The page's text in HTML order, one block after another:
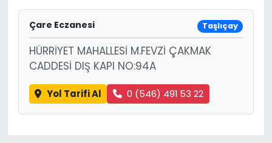
Çare Eczanesi Taşlıçay
HÜRRİYET MAHALLESİ M.FEVZİ ÇAKMAK
CADDESİ DIŞ KAPI NO:94A
Yol Tarifi Al 0 (546) 491 53 22